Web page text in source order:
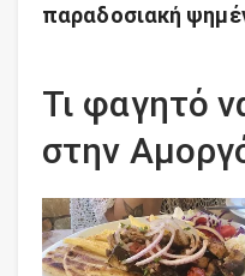
παραδοσιακή
Τι φαγητό
στην